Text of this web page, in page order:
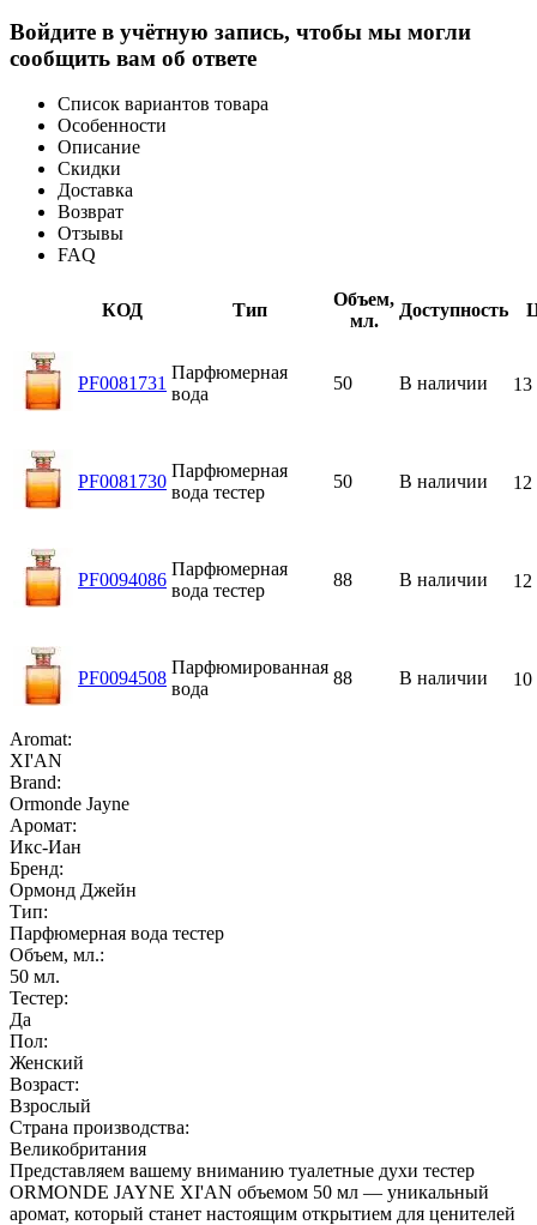
Войдите в учётную запись, чтобы мы могли
сообщить вам об ответе
Список вариантов товара
Особенности
Описание
Скидки
Доставка
Возврат
Отзывы
FAQ
КОД Тип
Объем,
мл.
Доступность
PF0081731
Парфюмерная
вода
50 В наличии 13
PF0081730
Парфюмерная
вода тестер
50 В наличии 12
PF0094086
Парфюмерная
вода тестер
88 В наличии 12
PF0094508
Парфюмированная
вода
88 В наличии 10
Aromat:
XI'AN
Brand:
Ormonde Jayne
Аромат:
Икс-Иан
Бренд:
Ормонд Джейн
Тип:
Парфюмерная вода тестер
Объем, мл.:
50 мл.
Тестер:
Да
Пол:
Женский
Возраст:
Взрослый
Страна производства:
Великобритания
Представляем вашему вниманию туалетные духи тестер
ORMONDE JAYNE XI'AN объемом 50 мл — уникальный
аромат, который станет настоящим открытием для ценителей